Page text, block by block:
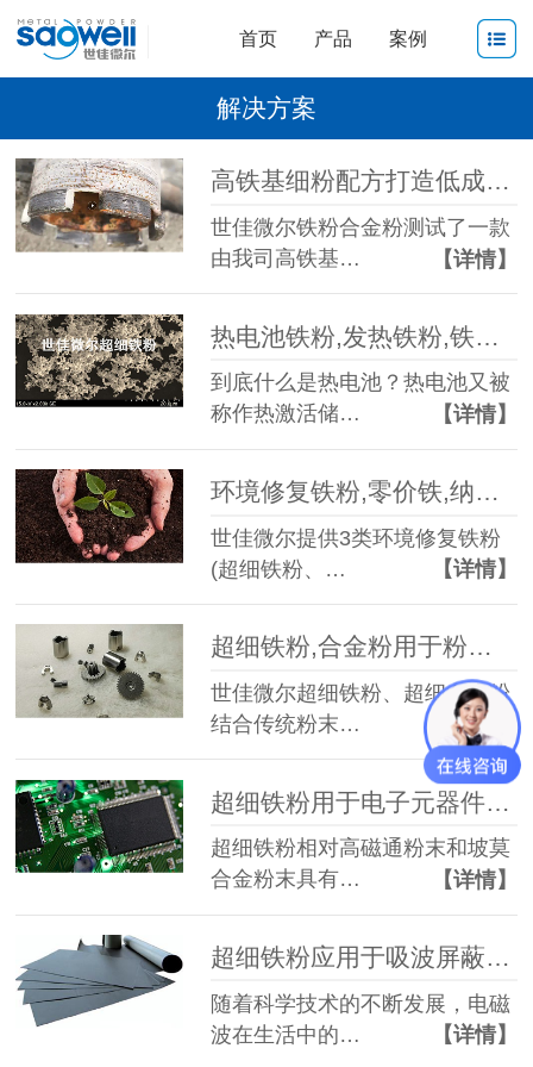
首页 产品 案例
解决方案
高铁基细粉配方打造低成本,高寿命的水钻,世佳微尔铁粉合金粉应用测试
世佳微尔铁粉合金粉测试了一款
由我司高铁基…
【详情】
到底什么是热电池？热电池又被
称作热激活储…
【详情】
环境修复铁粉,零价铁,纳米零价铁,废水处理铁粉,铁镍双金属
世佳微尔提供3类环境修复铁粉
(超细铁粉、…
【详情】
超细铁粉,合金粉用于粉末冶金,粉末冶金用铁粉,粉末冶金用合金粉
世佳微尔超细铁粉、超细合金粉
结合传统粉末…
【详情】
超细铁粉相对高磁通粉末和坡莫
合金粉末具有…
【详情】
超细铁粉应用于吸波屏蔽材料，吸波屏蔽专用铁粉
随着科学技术的不断发展，电磁
波在生活中的…
【详情】